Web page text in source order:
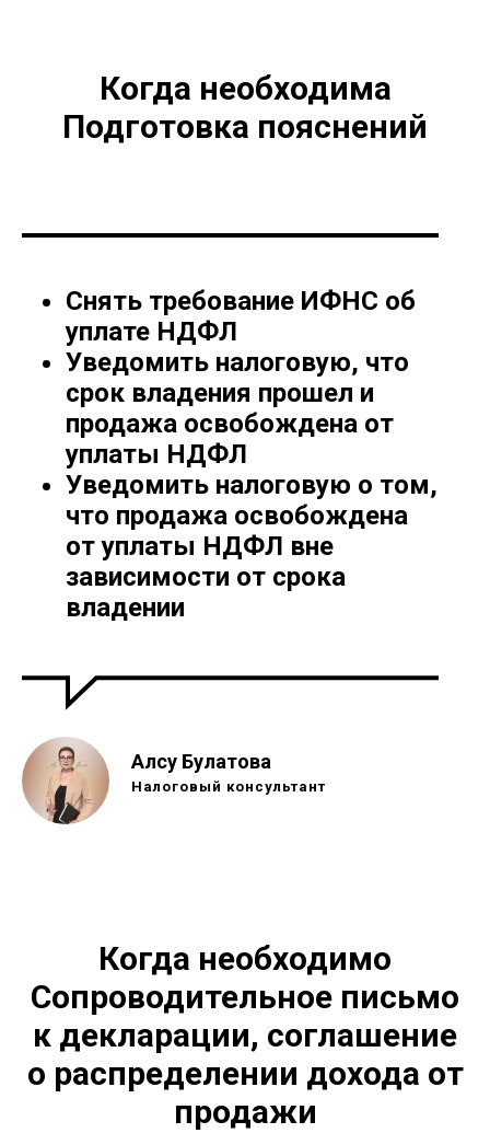
Когда необходима
Подготовка пояснений
Снять требование ИФНС об
уплате НДФЛ
Уведомить налоговую, что
срок владения прошел и
продажа освобождена от
уплаты НДФЛ
Уведомить налоговую о том,
что продажа освобождена
от уплаты НДФЛ вне
зависимости от срока
владении
Алсу Булатова
Налоговый консультант
Когда необходимо
Сопроводительное письмо
к декларации, соглашение
о распределении дохода от
продажи